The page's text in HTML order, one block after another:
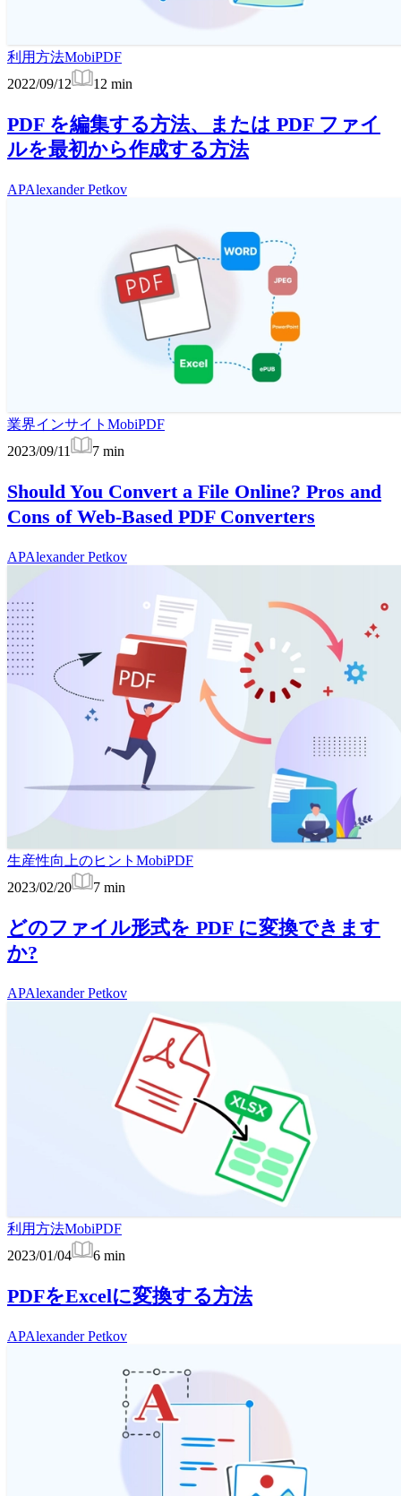
利用方法MobiPDF
2022/09/12
12 min
PDF を編集する方法、または PDF ファイ
ルを最初から作成する方法
APAlexander Petkov
業界インサイト MobiPDF
2023/09/11
7 min
Should You Convert a File Online? Pros and
Cons of Web-Based PDF Converters
APAlexander Petkov
生産性向上のヒント MobiPDF
2023/02/20
7 min
どのファイル形式を PDF に変換できます
か?
APAlexander Petkov
利用方法MobiPDF
2023/01/04
6 min
PDFをExcelに変換する方法
APAlexander Petkov